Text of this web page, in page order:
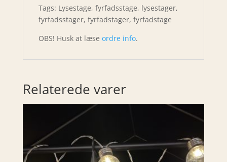
Tags: Lysestage, fyrfadsstage, lysestager,
fyrfadsstager, fyrfadstager, fyrfadstage
OBS! Husk at læse ordre info.
Relaterede varer